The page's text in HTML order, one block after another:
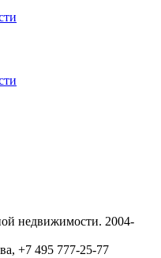
недвижимости. 2004-
+7 495 777-25-77